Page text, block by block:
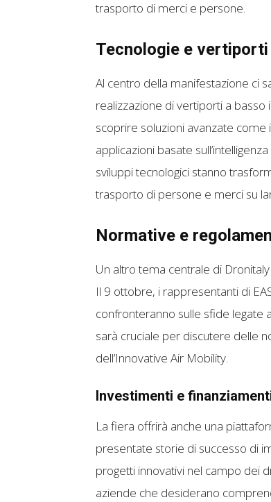
trasporto di merci e persone.
Tecnologie e
Al centro della manifestazione ci
realizzazione di vertiporti a basso
scoprire soluzioni avanzate
applicazioni basate
sviluppi tecnologici stanno
trasporto di persone e merci su
Normative e
Un altro tema centrale di
Il 9 ottobre, i rappresentanti di
confronteranno sulle sfide legate
sarà cruciale per discutere delle
dell’Innovative Air Mobility.
Investimenti e
La fiera offrirà anche una
presentate storie di successo di
progetti innovativi nel campo dei
aziende che desiderano